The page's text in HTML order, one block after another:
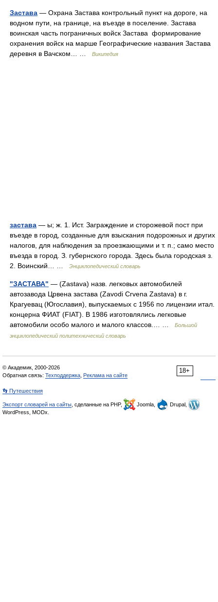
Застава — Охрана Застава контрольный пункт на дороге, на
водном пути, на границе, на въезде в поселение. Застава
воинская часть пограничных войск Застава формирование
охранения войск на марше Географические названия Застава
деревня в Вачском… …
Википедия
застава — ы; ж. 1. Ист. Заграждение и сторожевой пост при
въезде в город, созданные для взыскания подорожных и других
налогов, для наблюдения за проезжающими и т. п.; само место
въезда в город. З. губернского города. Здесь была городская з.
2. Воинский… …
Энциклопедический словарь
"ЗАСТАВА" — (Zastava) назв. легковых автомобилей
автозавода Црвена застава (Zavodi Crvena Zastava) в г.
Крагуевац (Югославия), выпускаемых с 1956 по лицензии итал.
концерна ФИАТ (FIAT). В 1986 изготовлялись легковые
автомобили особо малого и малого классов.… …
Большой
энциклопедический политехнический словарь
18+
© Академик, 2000-2026
Обратная связь: Техподдержка Реклама на сайте
👣 Путешествия
Экспорт словарей на сайты , сделанные на PHP, Joomla,
Drupal,
WordPress, MODx.